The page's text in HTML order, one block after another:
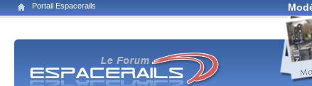
Portail Espacerails